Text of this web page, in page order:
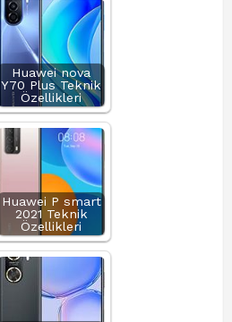
Huawei nova
Y70 Plus Teknik
Özellikleri
Huawei P smart
2021 Teknik
Özellikleri